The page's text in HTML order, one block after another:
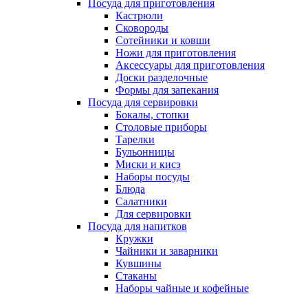
Посуда для приготовления
Кастрюли
Сковороды
Сотейники и ковши
Ножи для приготовления
Аксессуары для приготовления
Доски разделочные
Формы для запекания
Посуда для сервировки
Бокалы, стопки
Столовые приборы
Тарелки
Бульонницы
Миски и кисэ
Наборы посуды
Блюда
Салатники
Для сервировки
Посуда для напитков
Кружки
Чайники и заварники
Кувшины
Стаканы
Наборы чайные и кофейные